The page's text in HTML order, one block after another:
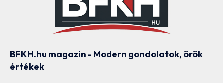
BFKH.hu magazin - Modern gondolatok, örök
értékek